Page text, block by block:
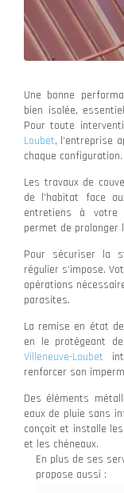
Une bonne
bien isolée,
Pour toute
Loubet, l’entreprise
chaque configuration.
Les travaux de
de l'habitat face
entretiens à votre
permet de prolonger
Pour sécuriser la
régulier s’impose.
opérations
parasites.
La remise en état
en le protégeant
Villeneuve-Loubet
renforcer son
Des éléments
eaux de pluie sans
conçoit et installe
et les chéneaux.
En plus de ses
propose aussi :